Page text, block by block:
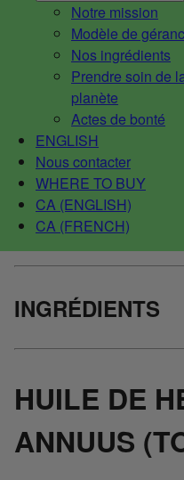
Notre mission
Modèle de
Nos ingrédients
Prendre soin de
planète
Actes de bonté
ENGLISH
Nous contacter
WHERE TO BUY
CA (ENGLISH)
CA (FRENCH)
INGRÉDIENTS
HUILE DE
ANNUUS